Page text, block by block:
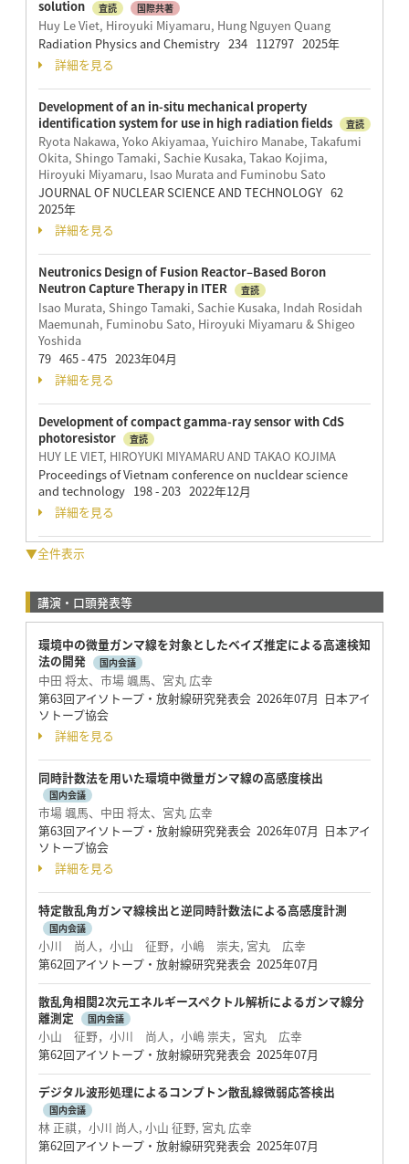
solution 査読 国際共著
Huy Le Viet, Hiroyuki Miyamaru, Hung Nguyen Quang
Radiation Physics and Chemistry 234 112797 2025年
詳細を見る
Development of an in-situ mechanical property
identification system for use in high radiation fields
査読
Ryota Nakawa, Yoko Akiyamaa, Yuichiro Manabe, Takafumi
Okita, Shingo Tamaki, Sachie Kusaka, Takao Kojima,
Hiroyuki Miyamaru, Isao Murata and Fuminobu Sato
JOURNAL OF NUCLEAR SCIENCE AND TECHNOLOGY 62
2025年
詳細を見る
Neutronics Design of Fusion Reactor–Based Boron
Neutron Capture Therapy in ITER
査読
Isao Murata, Shingo Tamaki, Sachie Kusaka, Indah Rosidah
Maemunah, Fuminobu Sato, Hiroyuki Miyamaru & Shigeo
Yoshida
79 465 - 475 2023年04月
詳細を見る
Development of compact gamma-ray sensor with CdS
photoresistor
査読
HUY LE VIET, HIROYUKI MIYAMARU AND TAKAO KOJIMA
Proceedings of Vietnam conference on nucldear science
and technology 198 - 203 2022年12月
詳細を見る
▼全件表示
講演・口頭発表等
環境中の微量ガンマ線を対象としたベイズ推定による高速検知
法の開発
国内会議
中田 将太、市場 颯馬、宮丸 広幸
第63回アイソトープ・放射線研究発表会 2026年07月 日本アイ
ソトープ協会
詳細を見る
同時計数法を用いた環境中微量ガンマ線の高感度検出
国内会議
市場 颯馬、中田 将太、宮丸 広幸
第63回アイソトープ・放射線研究発表会 2026年07月 日本アイ
ソトープ協会
詳細を見る
特定散乱角ガンマ線検出と逆同時計数法による高感度計測
国内会議
小川 尚人，小山 征野，小嶋 崇夫, 宮丸 広幸
第62回アイソトープ・放射線研究発表会 2025年07月
散乱角相関2次元エネルギースペクトル解析によるガンマ線分
離測定
国内会議
小山 征野，小川 尚人，小嶋 崇夫，宮丸 広幸
第62回アイソトープ・放射線研究発表会 2025年07月
デジタル波形処理によるコンプトン散乱線微弱応答検出
国内会議
林 正祺，小川 尚人, 小山 征野, 宮丸 広幸
第62回アイソトープ・放射線研究発表会 2025年07月